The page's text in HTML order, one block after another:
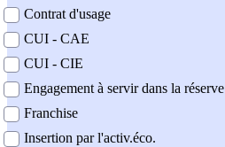
Contrat d'usage
CUI - CAE
CUI - CIE
Engagement à servir dans la réserve
Franchise
Insertion par l'activ.éco.